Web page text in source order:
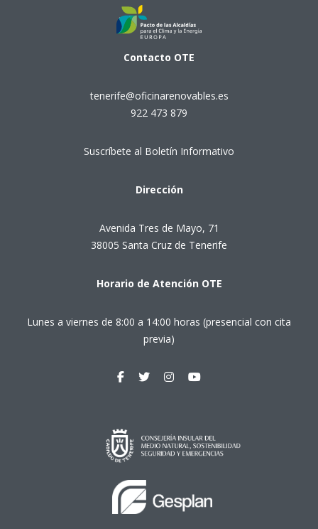
Contacto OTE
tenerife@oficinarenovables.es
922 473 879
Suscríbete al Boletín Informativo
Dirección
Avenida Tres de Mayo, 71
38005 Santa Cruz de Tenerife
Horario de Atención OTE
Lunes a viernes de 8:00 a 14:00 horas (presencial con cita
previa)